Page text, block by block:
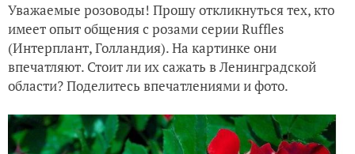
Уважаемые розоводы! Прошу откликнуться тех, кто
имеет опыт общения с розами серии Ruffles
(Интерплант, Голландия). На картинке они
впечатляют. Стоит ли их сажать в Ленинградской
области? Поделитесь впечатлениями и фото.